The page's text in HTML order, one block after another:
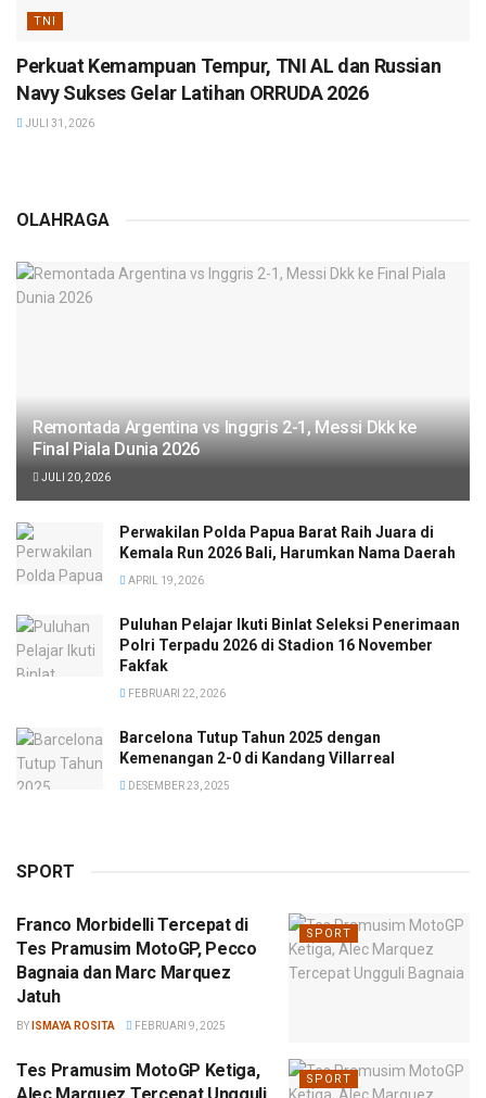
TNI
Perkuat Kemampuan Tempur, TNI AL dan Russian
Navy Sukses Gelar Latihan ORRUDA 2026
JULI 31, 2026
OLAHRAGA
Remontada Argentina vs Inggris 2-1, Messi Dkk ke
Final Piala Dunia 2026
JULI 20, 2026
Perwakilan Polda Papua Barat Raih Juara di
Kemala Run 2026 Bali, Harumkan Nama Daerah
APRIL 19, 2026
Puluhan Pelajar Ikuti Binlat Seleksi Penerimaan
Polri Terpadu 2026 di Stadion 16 November
Fakfak
FEBRUARI 22, 2026
Barcelona Tutup Tahun 2025 dengan
Kemenangan 2-0 di Kandang Villarreal
DESEMBER 23, 2025
SPORT
SPORT
Franco Morbidelli Tercepat di
Tes Pramusim MotoGP, Pecco
Bagnaia dan Marc Marquez
Jatuh
BY ISMAYA ROSITA FEBRUARI 9, 2025
SPORT
Tes Pramusim MotoGP Ketiga,